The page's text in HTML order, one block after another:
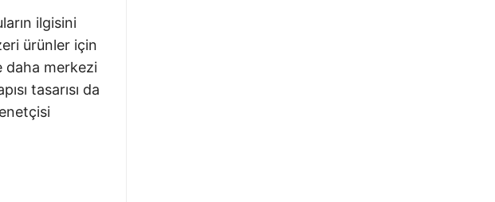
ilgisini
ürünler için
daha merkezi
tasarısı da